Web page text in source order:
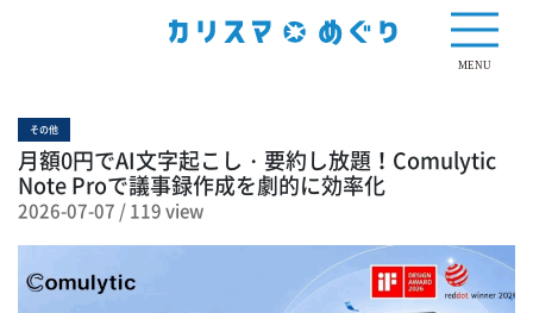
MENU
その他
月額0円でAI文字起こし・要約し放題！Comulytic
Note Proで議事録作成を劇的に効率化
2026-07-07 /119 view